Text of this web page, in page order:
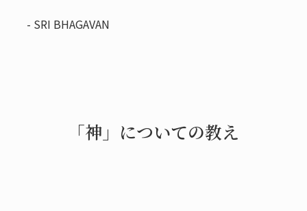
- SRI BHAGAVAN
「神」についての教え